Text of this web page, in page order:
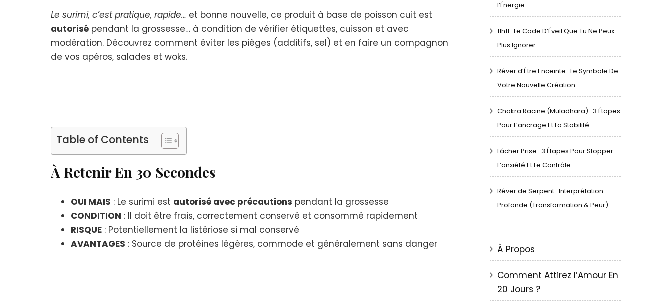
OUI,
Car
Cuit
Le surimi, c’est pratique, rapide… et bonne nouvelle, ce produit à base de poisson cuit est
autorisé pendant la grossesse… à condition de vérifier étiquettes, cuisson et avec
modération. Découvrez comment éviter les pièges (additifs, sel) et en faire un compagnon
de vos apéros, salades et woks.
Table of Contents
À Retenir En 30 Secondes
OUI MAIS : Le surimi est autorisé avec précautions pendant la grossesse
CONDITION : Il doit être frais, correctement conservé et consommé rapidement
RISQUE : Potentiellement la listériose si mal conservé
AVANTAGES : Source de protéines légères, commode et généralement sans danger
l’Énergie
11h11 : Le Code D’Éveil Que Tu Ne Peux
Plus Ignorer
Rêver d’Être Enceinte : Le Symbole De
Votre Nouvelle Création
Chakra Racine (Muladhara) : 3 Étapes
Pour L’ancrage Et La Stabilité
Lâcher Prise : 3 Étapes Pour Stopper
L’anxiété Et Le Contrôle
Rêver de Serpent : Interprétation
Profonde (Transformation & Peur)
À Propos
Comment Attirez l’Amour En
20 Jours ?